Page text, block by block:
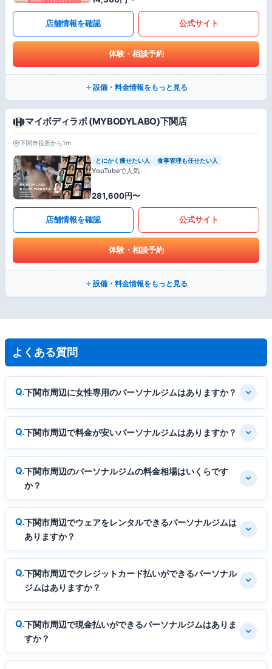
店舗情報を確認 公式サイト
体験・相談予約
設備・料金情報をもっと見る
マイボディラボ (MYBODYLABO)下関店
下関市役所から1m
とにかく痩せたい人 食事管理も任せたい人
YouTubeで人気
281,600円〜
店舗情報を確認 公式サイト
体験・相談予約
設備・料金情報をもっと見る
よくある質問
下関市周辺に女性専用のパーソナルジムはありますか？
下関市周辺で料金が安いパーソナルジムはありますか？
下関市周辺のパーソナルジムの料金相場はいくらです
か？
下関市周辺でウェアをレンタルできるパーソナルジムは
ありますか？
下関市周辺でクレジットカード払いができるパーソナル
ジムはありますか？
下関市周辺で現金払いができるパーソナルジムはありま
すか？